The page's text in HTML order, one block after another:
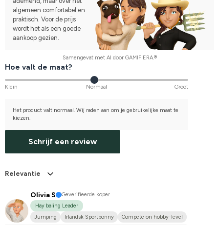
algemeen comfortabel en
praktisch. Voor de prijs
wordt het als een goede
aankoop gezien.
Samengevat met AI door GAMIFIERA.®
Hoe valt de maat?
Klein Normaal Groot
Het product valt normaal. Wij raden aan om je gebruikelijke maat te
kiezen.
Schrijf een review
Relevantie
Olivia S
Geverifieerde koper
Hay baling Leader
Jumping
Irländsk Sportponny Compete on hobby-level